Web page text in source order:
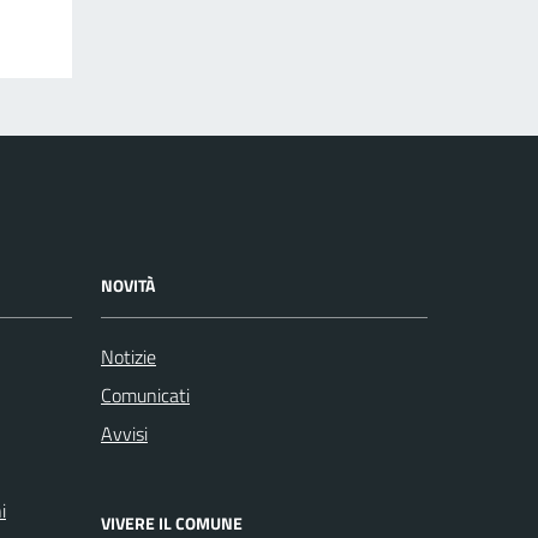
NOVITÀ
Notizie
Comunicati
Avvisi
VIVERE IL COMUNE